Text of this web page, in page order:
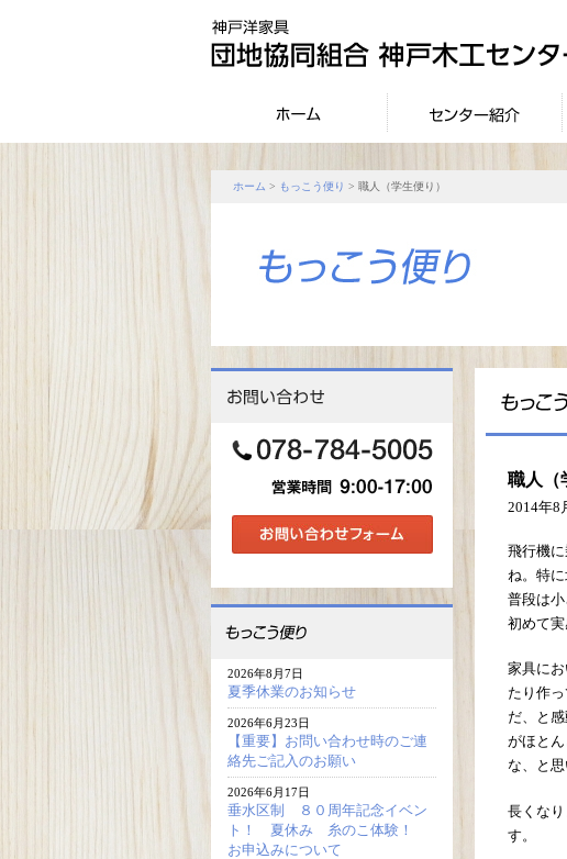
ホーム > もっこう便り > 職人（学生便り）
職人（
2014年8
飛行機
ね。特
普段は
初めて実
家具に
たり作
だ、と
がほと
な、と思
長くな
す。
2026年8月7日
夏季休業のお知らせ
2026年6月23日
【重要】お問い合わせ時のご連
絡先ご記入のお願い
2026年6月17日
垂水区制 ８０周年記念イベン
ト！ 夏休み 糸のこ体験！
お申込みについて